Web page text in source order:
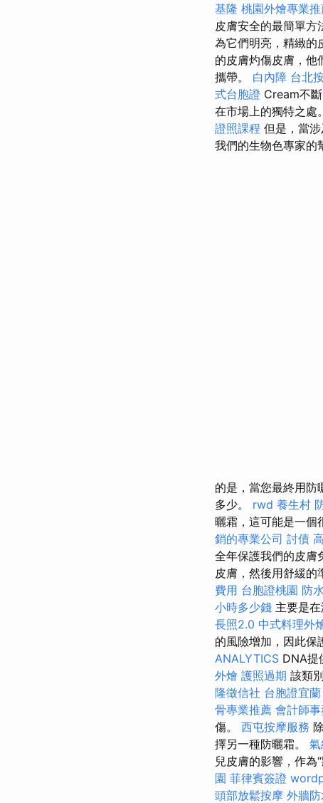
基隆 桃園外燴專業
皮膚安全的最簡單方
為它們明亮，精緻的
的皮膚灼傷皮膚，他
攜帶。 白內障 台北
式台胞證 Cream不
在市場上的獨特之處
證照課程 但是，當
我們的生物色專家的
的是，當您最終用防
多少。 rwd 養生村
曬霜，這可能是一個
銷的專業公司 討債
全年保護我們的皮膚
皮膚，然後用舒緩的
費用 台胞證桃園 防
小時多少錢 主要是
長照2.0 中式料理外
的風險增加，因此
ANALYTICS DNA提
外燴 護照過期 該類
隆徵信社 台胞證宜蘭
骨專業推薦 會計師
傷。 西屯按摩服務
擇另一種防曬霜。
兒皮膚的影響，作為“
園 菲律賓簽證
頭部放鬆按摩 外牆防